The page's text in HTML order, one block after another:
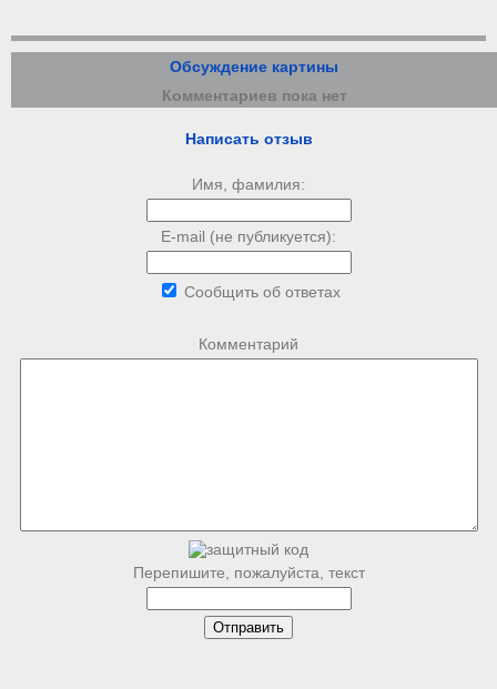
Обсуждение картины
Комментариев пока нет
Написать отзыв
Имя, фамилия:
E-mail (не публикуется):
Сообщить об ответах
Комментарий
Перепишите, пожалуйста, текст